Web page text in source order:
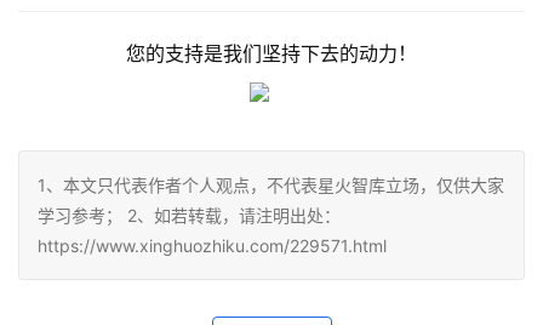
您的支持是我们坚持下去的动力！
1、本文只代表作者个人观点，不代表星火智库立场，仅供大家
学习参考； 2、如若转载，请注明出处：
https://www.xinghuozhiku.com/229571.html